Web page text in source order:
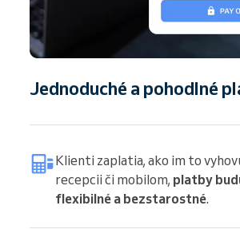
Jednoduché a pohodlné
Klienti zaplatia, ako im to
recepcii či mobilom, platby
flexibilné a bezstarostné.